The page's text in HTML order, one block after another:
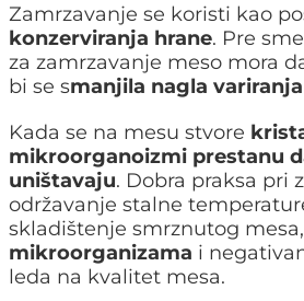
Zamrzavanje se koristi kao
konzerviranja hrane. Pre
za zamrzavanje meso mora
bi se smanjila nagla
Kada se na mesu stvore
mikroorganoizmi prestanu
uništavaju. Dobra praksa pri
održavanje stalne
skladištenje smrznutog mesa,
mikroorganizama i
leda na kvalitet mesa.